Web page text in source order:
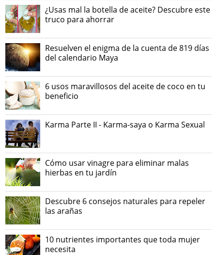
¿Usas mal la botella de aceite? Descubre este
truco para ahorrar
Resuelven el enigma de la cuenta de 819 días
del calendario Maya
6 usos maravillosos del aceite de coco en tu
beneficio
Karma Parte II - Karma-saya o Karma Sexual
Cómo usar vinagre para eliminar malas
hierbas en tu jardín
Descubre 6 consejos naturales para repeler
las arañas
10 nutrientes importantes que toda mujer
necesita